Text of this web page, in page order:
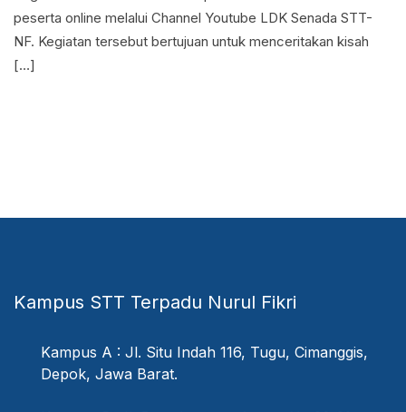
peserta online melalui Channel Youtube LDK Senada STT-
NF. Kegiatan tersebut bertujuan untuk menceritakan kisah
[…]
Kampus STT Terpadu Nurul Fikri
Kampus A : Jl. Situ Indah 116, Tugu, Cimanggis,
Depok, Jawa Barat.